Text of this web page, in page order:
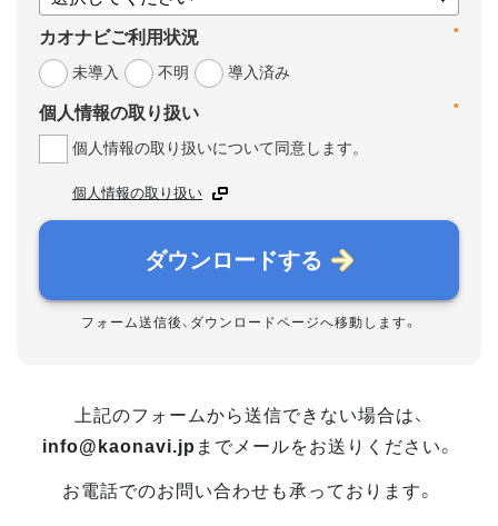
*
カオナビご利用状況
未導入
不明 導入済み
*
個人情報の取り扱い
個人情報の取り扱いについて同意します。
個人情報の取り扱い
ダウンロードする
フォーム送信後、ダウンロードページへ移動します。
上記のフォームから送信できない場合は、
info@kaonavi.jp までメールをお送りください。
お電話でのお問い合わせも承っております。